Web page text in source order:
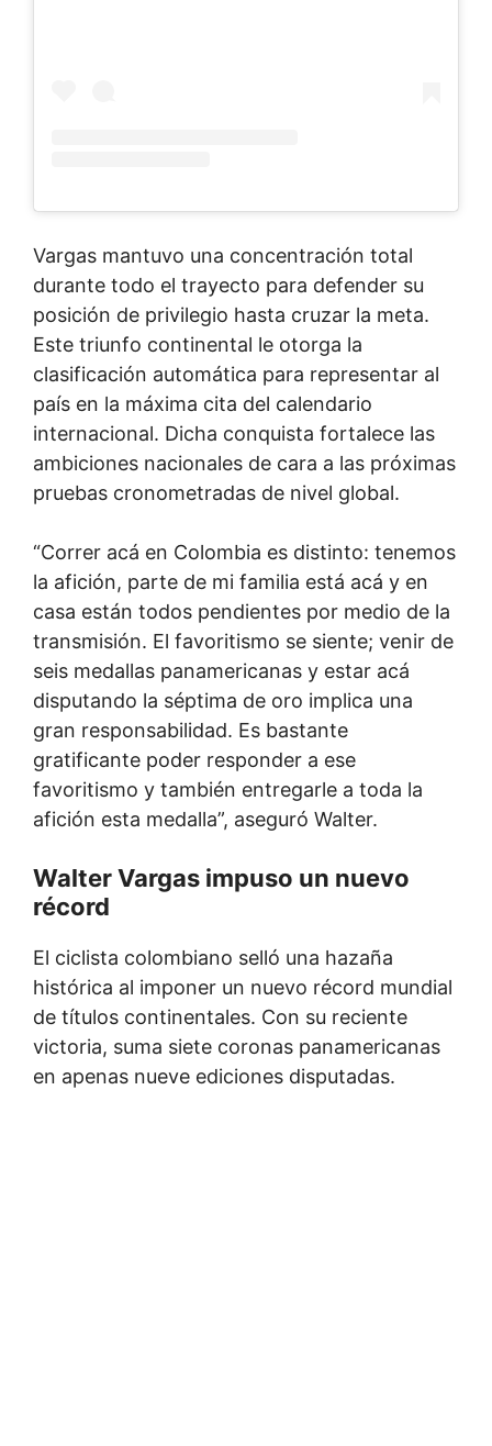
Vargas mantuvo una concentración total
durante todo el trayecto para defender su
posición de privilegio hasta cruzar la meta.
Este triunfo continental le otorga la
clasificación automática para representar al
país en la máxima cita del calendario
internacional. Dicha conquista fortalece las
ambiciones nacionales de cara a las próximas
pruebas cronometradas de nivel global.
“Correr acá en Colombia es distinto: tenemos
la afición, parte de mi familia está acá y en
casa están todos pendientes por medio de la
transmisión. El favoritismo se siente; venir de
seis medallas panamericanas y estar acá
disputando la séptima de oro implica una
gran responsabilidad. Es bastante
gratificante poder responder a ese
favoritismo y también entregarle a toda la
afición esta medalla”, aseguró Walter.
Walter Vargas impuso un nuevo
récord
El ciclista colombiano selló una hazaña
histórica al imponer un nuevo récord mundial
de títulos continentales. Con su reciente
victoria, suma siete coronas panamericanas
en apenas nueve ediciones disputadas.